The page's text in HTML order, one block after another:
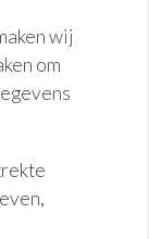
wij
om